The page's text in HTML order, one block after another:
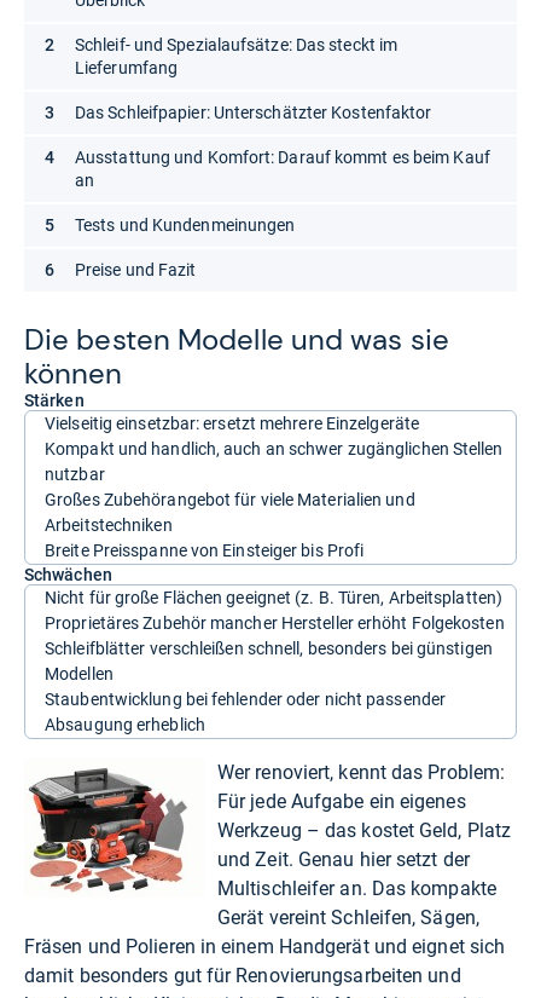
Die bes­ten Modelle und was sie
kön­nen
Stärken
Vielseitig einsetzbar: ersetzt mehrere Einzelgeräte
Kompakt und handlich, auch an schwer zugänglichen Stellen
nutzbar
Großes Zubehörangebot für viele Materialien und
Arbeitstechniken
Breite Preisspanne von Einsteiger bis Profi
Schwächen
Nicht für große Flächen geeignet (z. B. Türen, Arbeitsplatten)
Proprietäres Zubehör mancher Hersteller erhöht Folgekosten
Schleifblätter verschleißen schnell, besonders bei günstigen
Modellen
Staubentwicklung bei fehlender oder nicht passender
Absaugung erheblich
Wer renoviert, kennt das Problem:
Für jede Aufgabe ein eigenes
Werkzeug – das kostet Geld, Platz
und Zeit. Genau hier setzt der
Multischleifer an. Das kompakte
Gerät vereint Schleifen, Sägen,
Fräsen und Polieren in einem Handgerät und eignet sich
damit besonders gut für Renovierungsarbeiten und
Schleif- und Spezialaufsätze: Das steckt im
Lieferumfang
Das Schleifpapier: Unterschätzter Kostenfaktor
Ausstattung und Komfort: Darauf kommt es beim Kauf
an
Tests und Kundenmeinungen
Preise und Fazit